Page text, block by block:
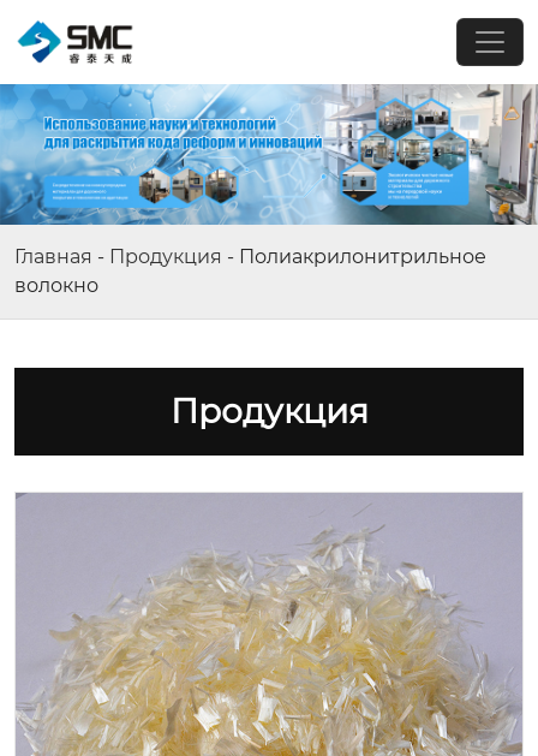
Главная - Продукция - Полиакрилонитрильное
волокно
Продукция